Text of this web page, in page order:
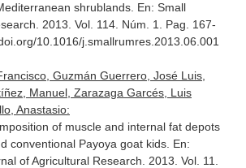
shrublands. En: Small
. 2013. Vol. 114. Núm. 1. Pag. 167-
10.1016/j.smallrumres.2013.06.001
Guzmán Guerrero, José Luis,
Manuel, Zarazaga Garcés, Luis
Anastasio:
of muscle and internal fat depots
conventional Payoya goat kids. En:
of Agricultural Research . 2013. Vol. 11.